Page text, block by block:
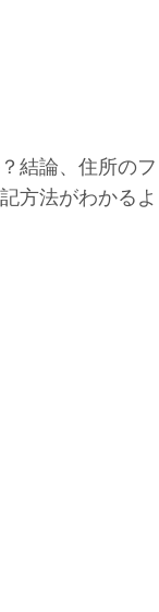
結論、住所の
方法がわかる